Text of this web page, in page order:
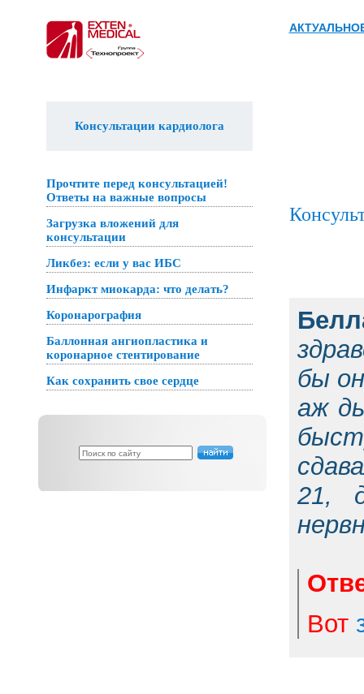
Консультации кардиолога
Прочтите перед консультацией!
Ответы на важные вопросы
Загрузка вложений для
консультации
Ликбез: если у вас ИБС
Инфаркт миокарда: что делать?
Коронарография
Баллонная ангиопластика и
коронарное стентирование
Как сохранить свое сердце
бы
аж
21,
Вот